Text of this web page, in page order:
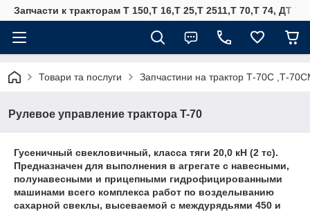
Запчасти к тракторам Т 150,Т 16,Т 25,Т 2511,Т 70,Т 74, ДТ
Товари та послуги Запчастини на трактор Т-70С ,Т-
Рулевое управление трактора T-70
Гусеничный свекловичный, класса тяги 20,0 кН (2 тс).
Предназначен для выполнения в агрегате с навесными,
полунавесными и прицепными гидрофицированными
машинами всего комплекса работ по возделыванию
сахарной свеклы, высеваемой с междурядьями 450 и